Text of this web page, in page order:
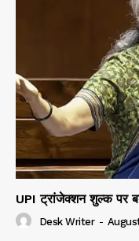
UPI ट्रांजेक्शन शुल्क पर
Desk Writer -